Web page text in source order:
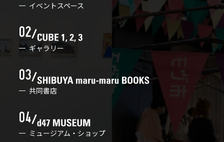
イベントスペース
ギャラリー
共同書店
ミュージアム・ショップ